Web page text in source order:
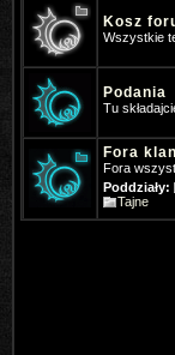
Kosz
Wszystkie
Podania
Tu
Fora
Fora
Poddziały:
Tajne